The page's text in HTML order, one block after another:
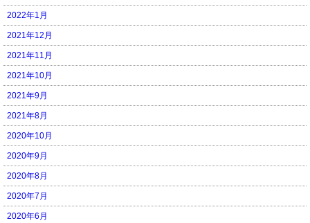
2022年1月
2021年12月
2021年11月
2021年10月
2021年9月
2021年8月
2020年10月
2020年9月
2020年8月
2020年7月
2020年6月